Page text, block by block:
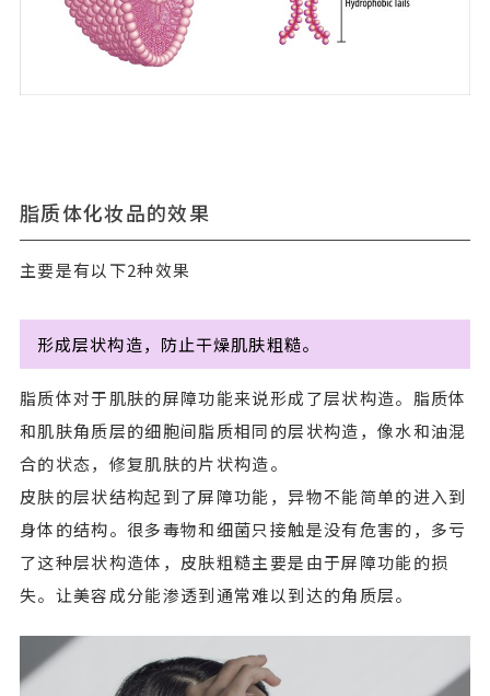
脂质体化妆品的效果
主要是有以下2种效果
形成层状构造，防止干燥肌肤粗糙。
脂质体对于肌肤的屏障功能来说形成了层状构造。脂质体
和肌肤角质层的细胞间脂质相同的层状构造，像水和油混
合的状态，修复肌肤的片状构造。
皮肤的层状结构起到了屏障功能，异物不能简单的进入到
身体的结构。很多毒物和细菌只接触是没有危害的，多亏
了这种层状构造体，皮肤粗糙主要是由于屏障功能的损
失。让美容成分能渗透到通常难以到达的角质层。